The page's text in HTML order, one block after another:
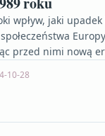
wpływ, jaki
przed nimi nową
10-28